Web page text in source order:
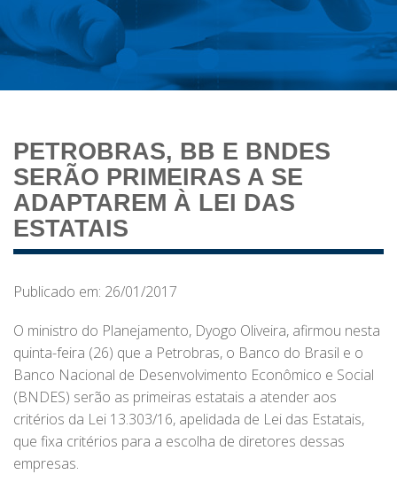
PETROBRAS, BB E BNDES
SERÃO PRIMEIRAS A SE
ADAPTAREM À LEI DAS
ESTATAIS
Publicado em: 26/01/2017
O ministro do Planejamento, Dyogo Oliveira, afirmou nesta
quinta-feira (26) que a Petrobras, o Banco do Brasil e o
Banco Nacional de Desenvolvimento Econômico e Social
(BNDES) serão as primeiras estatais a atender aos
critérios da Lei 13.303/16, apelidada de Lei das Estatais,
que fixa critérios para a escolha de diretores dessas
empresas.